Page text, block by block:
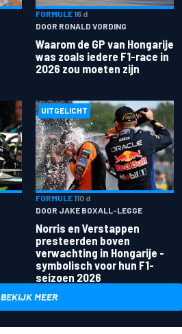
FORMULE 16 d
DOOR RONALD VORDING
Waarom de GP van Hongarije
was zoals iedere F1-race in
2026 zou moeten zijn
UITGELICHT
FORMULE 110 d
DOOR JAKE BOXALL-LEGGE
Norris en Verstappen
presteerden boven
verwachting in Hongarije -
symbolisch voor hun F1-
seizoen 2026
BEKIJK MEER